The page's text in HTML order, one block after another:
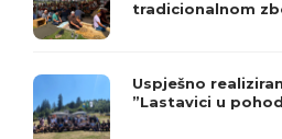
tradicionalnom
Uspješno
”Lastavici u